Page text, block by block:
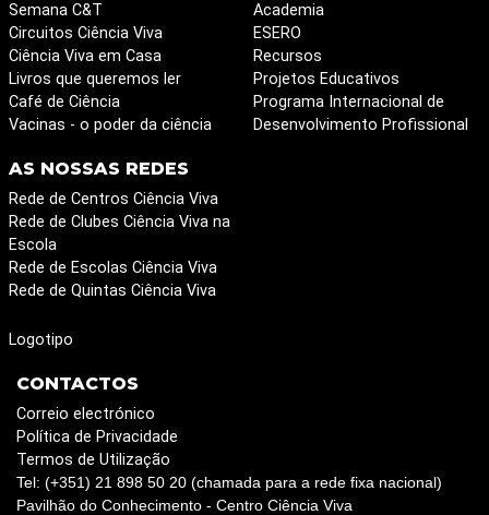
Semana C&T
Circuitos Ciência Viva
Ciência Viva em Casa
Livros que queremos ler
Café de Ciência
Vacinas - o poder da ciência
Academia
ESERO
Recursos
Projetos Educativos
Programa Internacional de
Desenvolvimento Profissional
AS NOSSAS REDES
Rede de Centros Ciência Viva
Rede de Clubes Ciência Viva na
Escola
Rede de Escolas Ciência Viva
Rede de Quintas Ciência Viva
Logotipo
CONTACTOS
Correio electrónico
Política de Privacidade
Termos de Utilização
Tel: (+351) 21 898 50 20 (chamada para a rede fixa nacional)
Pavilhão do Conhecimento - Centro Ciência Viva